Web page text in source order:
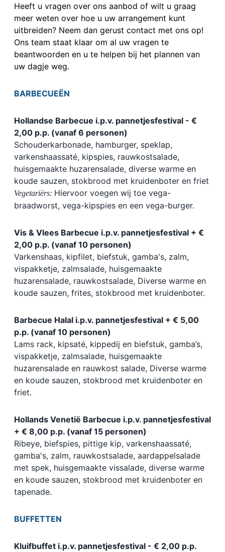
Heeft u vragen over ons aanbod of wilt u graag
meer weten over hoe u uw arrangement kunt
uitbreiden? Neem dan gerust contact met ons op!
Ons team staat klaar om al uw vragen te
beantwoorden en u te helpen bij het plannen van
uw dagje weg.
BARBECUEËN
Hollandse Barbecue i.p.v. pannetjesfestival - €
2,00 p.p. (vanaf 6 personen)
Schouderkarbonade, hamburger, speklap,
varkenshaassaté, kipspies, rauwkostsalade,
huisgemaakte huzarensalade, diverse warme en
koude sauzen, stokbrood met kruidenboter en friet
Vegetariërs: Hiervoor voegen wij toe vega-
braadworst, vega-kipspies en een vega-burger.
Vis & Vlees Barbecue i.p.v. pannetjesfestival + €
2,00 p.p. (vanaf 10 personen)
Varkenshaas, kipfilet, biefstuk, gamba's, zalm,
vispakketje, zalmsalade, huisgemaakte
huzarensalade, rauwkostsalade, Diverse warme en
koude sauzen, frites, stokbrood met kruidenboter.
Barbecue Halal i.p.v. pannetjesfestival + € 5,00
p.p. (vanaf 10 personen)
Lams rack, kipsaté, kippedij en biefstuk, gamba’s,
vispakketje, zalmsalade, huisgemaakte
huzarensalade en rauwkost salade, Diverse warme
en koude sauzen, stokbrood met kruidenboter en
friet.
Hollands Venetië Barbecue i.p.v. pannetjesfestival
+ € 8,00 p.p. (vanaf 15 personen)
Ribeye, biefspies, pittige kip, varkenshaassaté,
gamba's, zalm, rauwkostsalade, aardappelsalade
met spek, huisgemaakte vissalade, diverse warme
en koude sauzen, stokbrood met kruidenboter en
tapenade.
BUFFETTEN
Kluifbuffet i.p.v. pannetjesfestival - € 2,00 p.p.